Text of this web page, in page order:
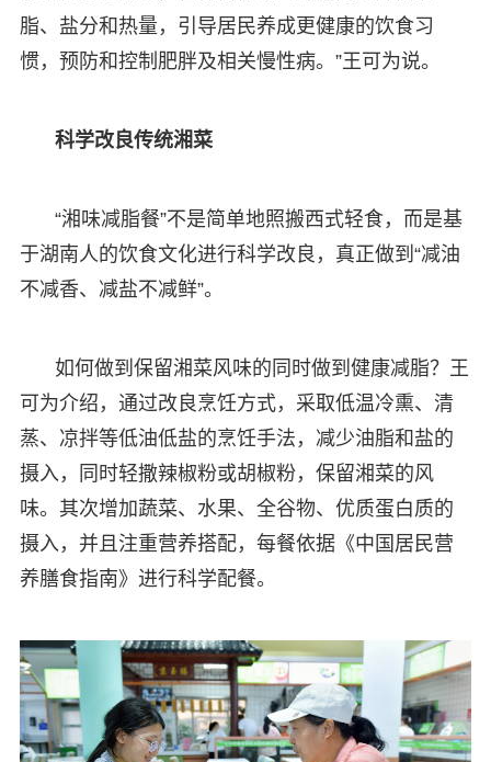
脂、盐分和热量，引导居民养成更健康的饮食习
惯，预防和控制肥胖及相关慢性病。”王可为说。
科学改良传统湘菜
“湘味减脂餐”不是简单地照搬西式轻食，而是基
于湖南人的饮食文化进行科学改良，真正做到“减油
不减香、减盐不减鲜”。
如何做到保留湘菜风味的同时做到健康减脂？王
可为介绍，通过改良烹饪方式，采取低温冷熏、清
蒸、凉拌等低油低盐的烹饪手法，减少油脂和盐的
摄入，同时轻撒辣椒粉或胡椒粉，保留湘菜的风
味。其次增加蔬菜、水果、全谷物、优质蛋白质的
摄入，并且注重营养搭配，每餐依据《中国居民营
养膳食指南》进行科学配餐。